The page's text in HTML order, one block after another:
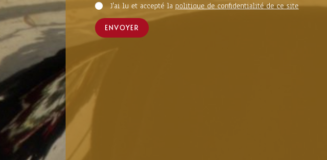
J'ai lu et accepté la politique de confidentialité de ce site
ENVOYER